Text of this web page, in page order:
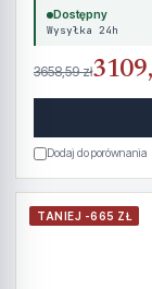
Dostępny
Wysyłka 24h
3658,59 zł
Dodaj do porównania
TANIEJ -665 ZŁ